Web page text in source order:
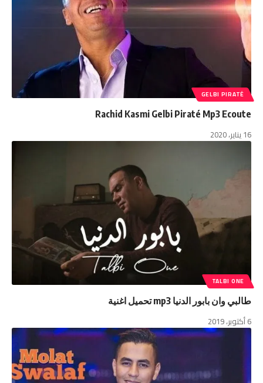
GELBI PIRATÉ
Rachid Kasmi Gelbi Piraté Mp3 Ecoute
16 يناير، 2020
TALBI ONE
طالبي وان بابور الدنيا mp3 تحميل اغنية
6 أكتوبر، 2019